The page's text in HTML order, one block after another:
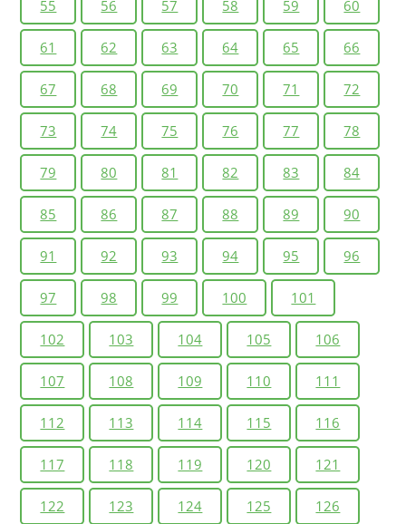
55 56 57 58 59 60
61 62 63 64 65 66
67 68 69 70 71 72
73 74 75 76 77 78
79 80 81 82 83 84
85 86 87 88 89 90
91 92 93 94 95 96
97 98 99 100 101
102 103 104 105 106
107 108 109 110 111
112 113 114 115 116
117 118 119 120 121
122 123 124 125 126